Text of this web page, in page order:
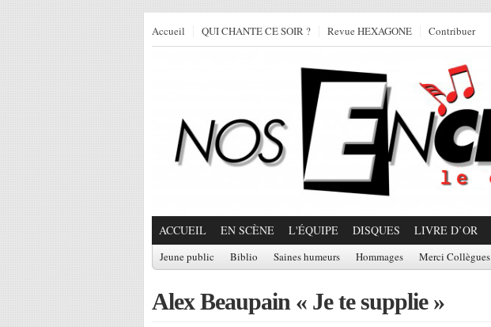
Accueil QUI CHANTE CE SOIR ? Revue HEXAGONE Contribuer
ACCUEIL EN SCÈNE L'ÉQUIPE DISQUES LIVRE D’OR
Jeune public Biblio Saines humeurs Hommages Merci Collègues
Alex Beaupain « Je te supplie »